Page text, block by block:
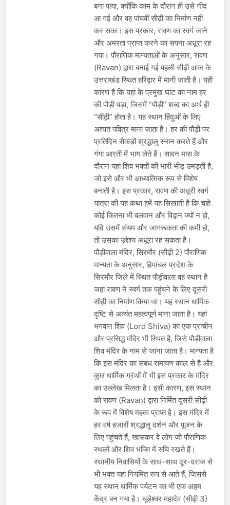
बना पाया, क्योंकि काम के दौरान ही उसे नींद
आ गई और वह पांचवीं सीढ़ी का निर्माण नहीं
कर सका। इस प्रकार, रावण का स्वर्ग जाने
और अमरता प्राप्त करने का सपना अधूरा रह
गया। पौराणिक मान्यताओं के अनुसार, रावण
(Ravan) द्वारा बनाई गई पहली सीढ़ी आज के
उत्तराखंड स्थित हरिद्वार में मानी जाती है। यही
कारण है कि यहां के प्रमुख घाट का नाम हर
की पौड़ी पड़ा, जिसमें “पौड़ी” शब्द का अर्थ ही
“सीढ़ी” होता है। यह स्थान हिंदुओं के लिए
अत्यंत पवित्र माना जाता है। हर की पौड़ी पर
प्रतिदिन सैकड़ों श्रद्धालु स्नान करते हैं और
गंगा आरती में भाग लेते हैं। सावन मास के
दौरान यहां शिव भक्तों की भारी भीड़ उमड़ती है,
जो इसे और भी आध्यात्मिक रूप से विशेष
बनाती है। इस प्रकार, रावण की अधूरी स्वर्ग
यात्रा की यह कथा हमें यह सिखाती है कि चाहे
कोई कितना भी बलवान और विद्वान क्यों न हो,
यदि उसमें संयम और जागरूकता की कमी हो,
तो उसका उद्देश्य अधूरा रह सकता है।
पौड़ीवाला मंदिर, सिरमौर (सीढ़ी 2) पौराणिक
मान्यता के अनुसार, हिमाचल प्रदेश के
सिरमौर जिले में स्थित पौड़ीवाला वह स्थान है
जहां रावण ने स्वर्ग तक पहुंचने के लिए दूसरी
सीढ़ी का निर्माण किया था। यह स्थान धार्मिक
दृष्टि से अत्यंत महत्वपूर्ण माना जाता है। यहां
भगवान शिव (Lord Shiva) का एक प्राचीन
और प्रसिद्ध मंदिर भी स्थित है, जिसे पौड़ीवाला
शिव मंदिर के नाम से जाना जाता है। मान्यता है
कि इस मंदिर का संबंध रामायण काल से है और
कुछ धार्मिक ग्रंथों में भी इस प्रकार के मंदिर
का उल्लेख मिलता है। इसी कारण, इस स्थान
को रावण (Ravan) द्वारा निर्मित दूसरी सीढ़ी
के रूप में विशेष महत्व प्राप्त है। इस मंदिर में
हर वर्ष हजारों श्रद्धालु दर्शन और पूजन के
लिए पहुंचते हैं, खासकर वे लोग जो पौराणिक
स्थलों और शिव भक्ति में रुचि रखते हैं।
स्थानीय निवासियों के साथ-साथ दूर-दराज से
भी भक्त यहां नियमित रूप से आते हैं, जिससे
यह स्थान धार्मिक पर्यटन का भी एक अहम
केंद्र बन गया है। चूड़ेश्वर महादेव (सीढ़ी 3)